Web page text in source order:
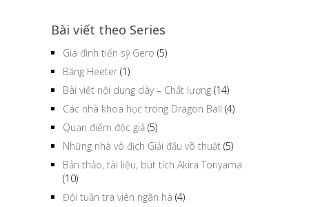
Bài viết theo Series
Gia đình tiến sỹ Gero (5)
Băng Heeter (1)
Bài viết nội dung dày – Chất lượng (14)
Các nhà khoa học trong Dragon Ball (4)
Quan điểm độc giả (5)
Những nhà vô địch Giải đấu võ thuật (5)
Bản thảo, tài liệu, bút tích Akira Toriyama
(10)
Đội tuần tra viên ngân hà (4)